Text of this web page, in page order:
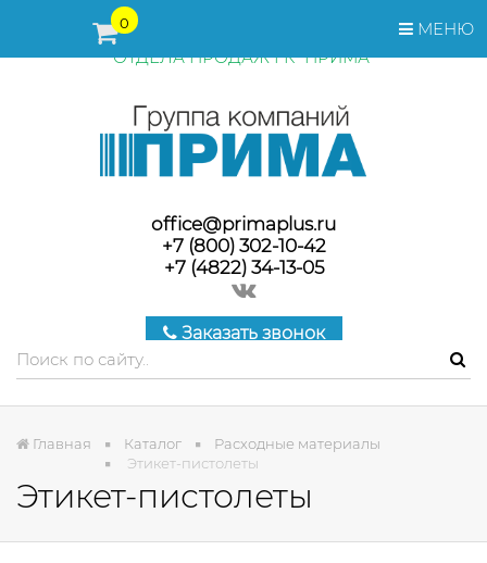
МЕНЮ
0
ПЕРЕД ОФОРМЛЕНИЕМ ЗАКАЗА, СТОИМОСТЬ И СРОКИ
ПОСТАВКИ ТОВАРА УТОЧНЯЙТЕ У МЕНЕДЖЕРОВ
ОТДЕЛА ПРОДАЖ ГК "ПРИМА"
office@primaplus.ru
+7 (800) 302-10-42
+7 (4822) 34-13-05
Заказать звонок
Главная Каталог
Расходные материалы
Этикет-пистолеты
Этикет-пистолеты